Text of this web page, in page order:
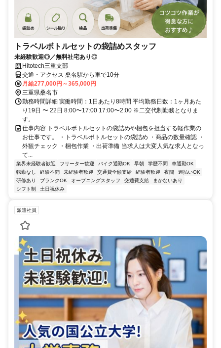
トラベルボトルセットの袋詰めスタッフ
未経験歓迎◎／無料社宅あり◎
Hitotech三重支部
交通・アクセス 桑名駅から車で10分
月給277,000円～365,000円
三重県桑名市
勤務時間詳細 実働時間：1日あたり8時間 平均勤務日数：1ヶ月あた
り19日 〜 22日 8:00〜17:00 17:00〜2:00 ※二交代制勤務となりま
す。
仕事内容 トラベルボトルセットの袋詰めや梱包を担当する軽作業の
お仕事です。 ・トラベルボトルセットの袋詰め ・商品の数量確認 ・
外観チェック ・梱包作業 ・出荷準備 当求人は大変人気な求人となっ
て...
業界未経験者歓迎 フリーター歓迎 バイク通勤OK 早朝 学歴不問
車通勤OK
転勤なし
経験不問 未経験者歓迎 交通費全額支給 経験者歓迎 夜間
週払いOK
研修あり
ブランクOK オープニングスタッフ 交通費支給
まかないあり
シフト制
土日祝休み
派遣社員